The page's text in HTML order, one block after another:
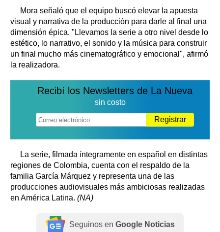
Mora señaló que el equipo buscó elevar la apuesta
visual y narrativa de la producción para darle al final una
dimensión épica. "Llevamos la serie a otro nivel desde lo
estético, lo narrativo, el sonido y la música para construir
un final mucho más cinematográfico y emocional", afirmó
la realizadora.
Recibí los Newsletters de La Nueva
sin costo
Registrar
La serie, filmada íntegramente en español en distintas
regiones de Colombia, cuenta con el respaldo de la
familia García Márquez y representa una de las
producciones audiovisuales más ambiciosas realizadas
en América Latina. (NA)
Seguinos en Google Noticias